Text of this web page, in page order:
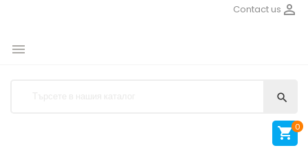

Contact us


 0